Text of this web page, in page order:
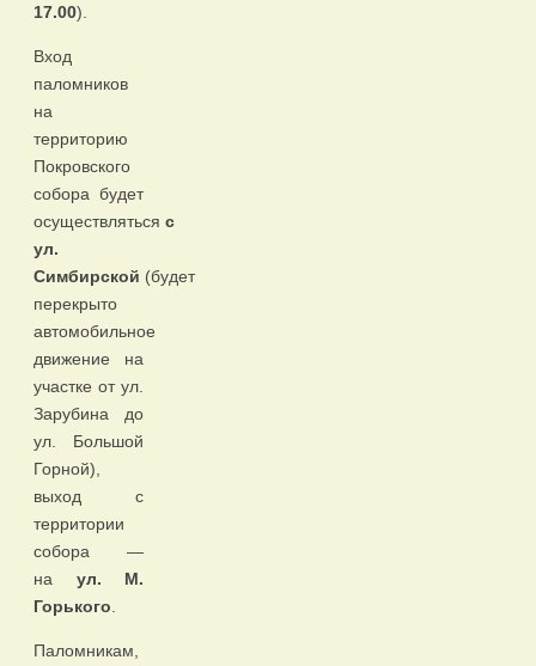
17.00).
Вход
паломников
на
территорию
Покровского
собора будет
осуществляться с
ул.
Симбирской (будет
перекрыто
автомобильное
движение на
участке от ул.
Зарубина до
ул. Большой
Горной),
выход с
территории
собора —
на ул. М.
Горького.
Паломникам,